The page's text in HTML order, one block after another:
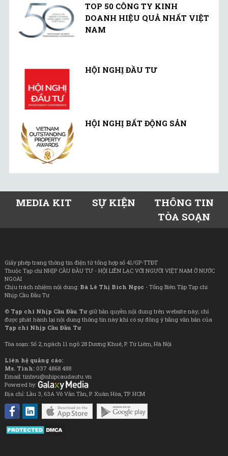
TOP 50 CÔNG TY KINH
DOANH HIỆU QUẢ NHẤT VIỆT
NAM
HỘI NGHỊ ĐẦU TƯ
HỘI NGHỊ BẤT ĐỘNG SẢN
MEDIA KIT SỰ KIỆN
THÔNG TIN
TÒA SOẠN
Giấy phép trang thông tin điện tử tổng hợp số 41/GP-TTĐT
Thuộc Tạp chí NHỊP CẦU ĐẦU TƯ - HỘI LIÊN LẠC VỚI NGƯỜI VIỆT NAM Ở NƯỚC
NGOÀI
Chịu trách nhiệm nội dung: Bà Lê Thị Bích Ngọc - Tổng Biên Tập Tạp chí
Nhịp Cầu Đầu Tư
© Tạp chí Nhịp Cầu Đầu Tưgiữ bản quyền nội dung trên website này; chỉ
được phát hành lại nội dung thông tin này khi có sự đồng ý bằng văn bản của
Tạp chí Nhịp Cầu Đầu Tư
Tòa soạn: Số 2, ngách 11 ngõ 28 Dương Khuê, P. Từ Liêm, Hà Nội
Liên hệ quảng cáo:
Ms. Tình: 037 4868 488
Email: tinhvu@nhipcaudautu.vn
Powered by:
Địa chỉ: Lầu 3, 63A Võ Văn Tần, P. Xuân Hòa, TP. HCM